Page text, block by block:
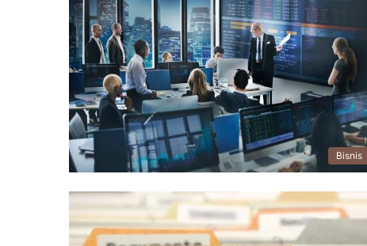
Bisnis